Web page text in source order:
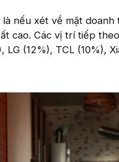
nếu xét về mặt doanh
cao. Các vị trí tiếp
LG (12%), TCL (10%),